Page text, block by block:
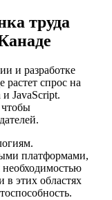
труда
и разработке
спрос на
и JavaScript.
платформами,
необходимостью
этих областях